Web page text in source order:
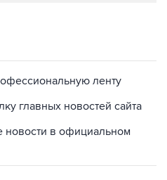
ленту
главных новостей сайта
новости в официальном